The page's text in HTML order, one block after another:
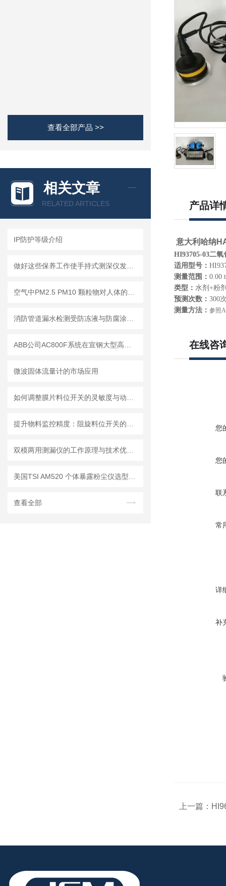
查看全部产品 >>
相关文章
RELATED ARTICLES
IP防护等级介绍
微波固体流量计的市场应用
查看全部
产品详
意大利哈纳
HI93705-03二氧
适用型号：
测量范围： 0.00
类型： 水剂+粉
预测次数： 300
测量方法： 参照
在线咨
您
您
联
常
详
补
上一篇：